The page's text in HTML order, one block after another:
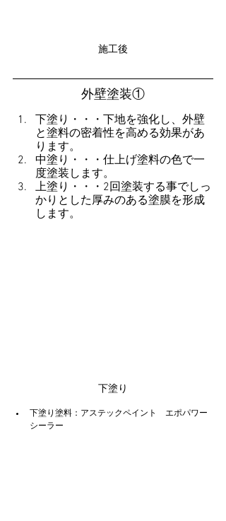
施工後
外壁塗装①
下塗り・・・下地を強化し、外壁
と塗料の密着性を高める効果があ
ります。
中塗り・・・仕上げ塗料の色で一
度塗装します。
上塗り・・・2回塗装する事でしっ
かりとした厚みのある塗膜を形成
します。
下塗り
下塗り塗料：アステックペイント　エポパワー
シーラー